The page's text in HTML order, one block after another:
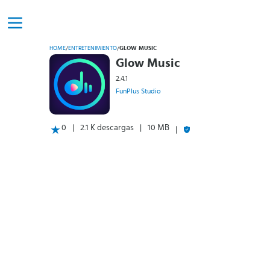
HOME/ENTRETENIMIENTO/GLOW MUSIC
Glow Music
2.4.1
FunPlus Studio
0 2.1 K descargas 10 MB